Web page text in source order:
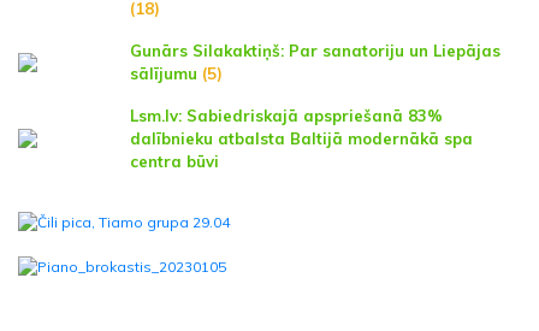
(18)
Gunārs Silakaktiņš: Par sanatoriju un Liepājas
sālījumu (5)
Lsm.lv: Sabiedriskajā apspriešanā 83%
dalībnieku atbalsta Baltijā modernākā spa
centra būvi